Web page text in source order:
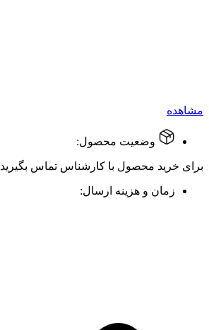
مشاهده
وضعیت محصول:
برای خرید محصول با کارشناس تماس بگیرید
زمان و هزینه ارسال: